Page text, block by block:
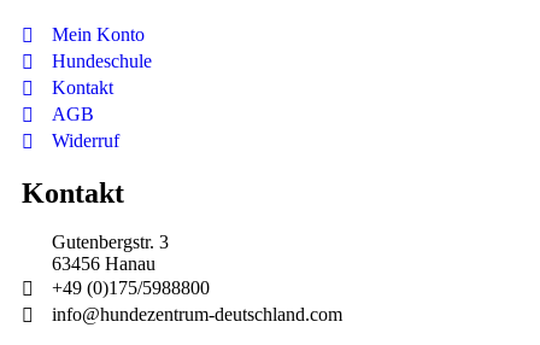
Mein Konto
Hundeschule
Kontakt
AGB
Widerruf
Kontakt
Gutenbergstr. 3
63456 Hanau
+49 (0)175/5988800
info@hundezentrum-deutschland.com